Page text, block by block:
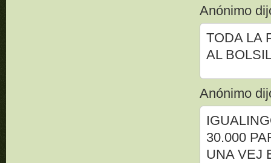
Anónimo
TODA LA
AL
Anónimo
30.000
UNA VEJ